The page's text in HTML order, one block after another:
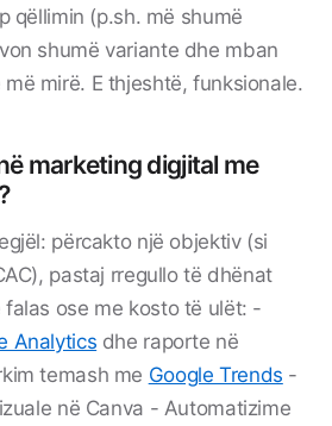
qëllimin (p.sh. më shumë
shumë variante dhe mban
mirë. E thjeshtë, funksionale.
marketing digjital me
përcakto një objektiv (si
pastaj rregullo të dhënat
ose me kosto të ulët: -
Analytics dhe raporte në
temash me Google Trends -
në Canva - Automatizime